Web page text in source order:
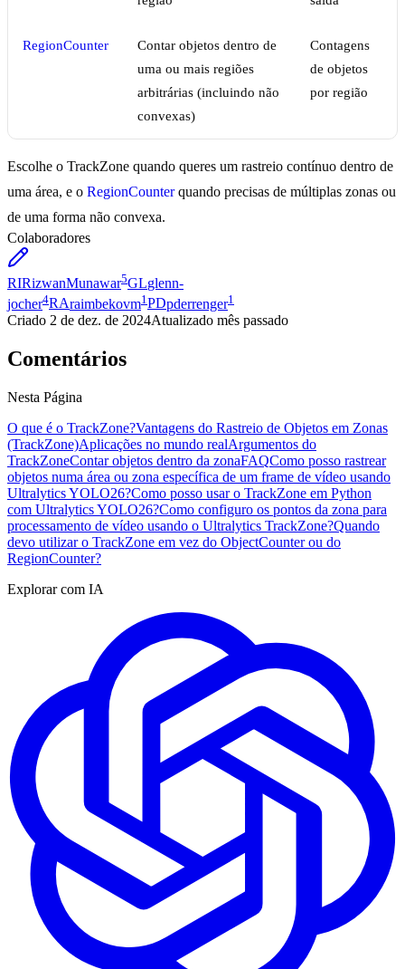
RegionCounter
Contar objetos dentro de
uma ou mais regiões
arbitrárias (incluindo não
convexas)
Contagens
de objetos
por região
Escolhe o TrackZone quando queres um rastreio contínuo dentro de
uma área, e o RegionCounterquando precisas de múltiplas zonas ou
de uma forma não convexa.
Colaboradores
RIRizwanMunawar5GLglenn-
jocher4RAraimbekovm1 PDpderrenger1
Criado 2 de dez. de 2024Atualizado mês passado
Comentários
Nesta Página
O que é o TrackZone?Vantagens do Rastreio de Objetos em Zonas
(TrackZone)Aplicações no mundo realArgumentos do
TrackZoneContar objetos dentro da zonaFAQComo posso rastrear
objetos numa área ou zona específica de um frame de vídeo usando
Ultralytics YOLO26?Como posso usar o TrackZone em Python
com Ultralytics YOLO26?Como configuro os pontos da zona para
processamento de vídeo usando o Ultralytics TrackZone?Quando
devo utilizar o TrackZone em vez do ObjectCounter ou do
RegionCounter?
Explorar com IA